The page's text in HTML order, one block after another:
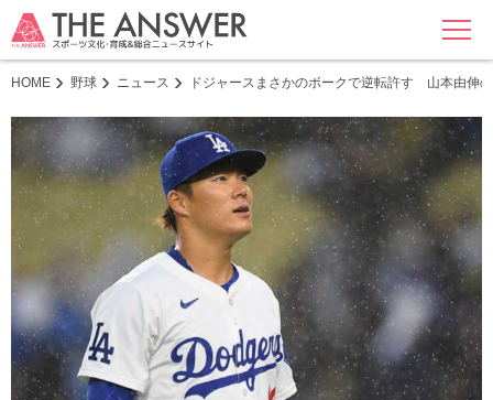
MENU
HOME 野球 ニュース ドジャースまさかのボークで逆転許す 山本由伸